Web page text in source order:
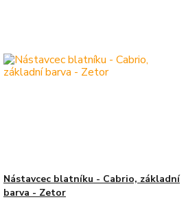
Nástavcec blatníku - Cabrio, základní
barva - Zetor